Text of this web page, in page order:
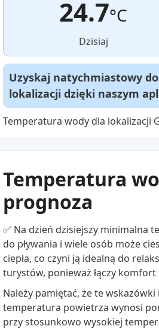
24.7°C
Dzisiaj
Uzyskaj natychmiastowy
lokalizacji dzięki naszym
Temperatura wody dla lokalizacji
Temperatura
prognoza
✅ Na dzień dzisiejszy minimalna
do pływania i wiele osób może
ciepła, co czyni ją idealną do
turystów, ponieważ łączy
Należy pamiętać, że te
temperatura powietrza wynosi
przy stosunkowo wysokiej